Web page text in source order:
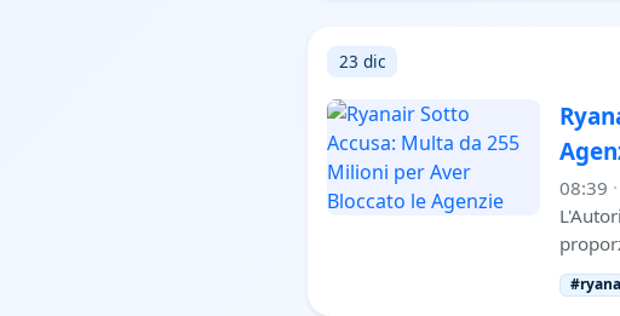
23 dic
08:39 ·